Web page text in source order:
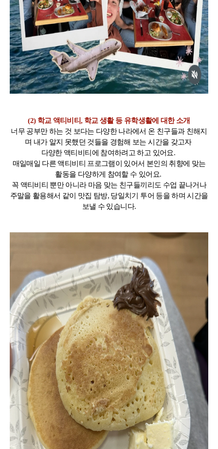
(2) 학교 액티비티, 학교 생활 등 유학생활에 대한 소개
너무 공부만 하는 것 보다는 다양한 나라에서 온 친구들과 친해지
며 내가 알지 못했던 것들을 경험해 보는 시간을 갖고자
다양한 액티비티에 참여하려고 하고 있어요.
매일매일 다른 액티비티 프로그램이 있어서 본인의 취향에 맞는
활동을 다양하게 참여할 수 있어요.
꼭 액티비티 뿐만 아니라 마음 맞는 친구들끼리도 수업 끝나거나
주말을 활용해서 같이 맛집 탐방, 당일치기 투어 등을 하며 시간을
보낼 수 있습니다.